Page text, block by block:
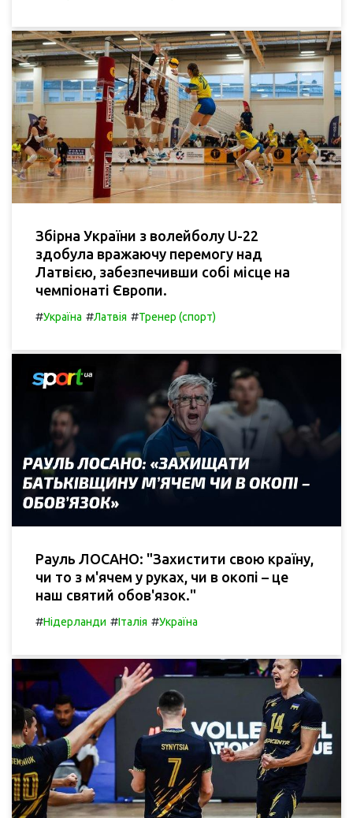
Збірна України з волейболу U-22
здобула вражаючу перемогу над
Латвією, забезпечивши собі місце на
чемпіонаті Європи.
#Україна #Латвія #Тренер (спорт)
Рауль ЛОСАНО: "Захистити свою країну,
чи то з м'ячем у руках, чи в окопі – це
наш святий обов'язок."
#Нідерланди #Італія #Україна